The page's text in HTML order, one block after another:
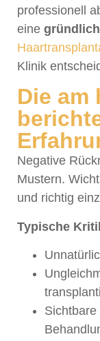
professionell
eine
Klinik
Die am
Negative
Mustern.
und richtig
Typische